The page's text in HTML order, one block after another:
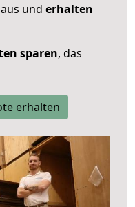
und erhalten
sparen, das
erhalten